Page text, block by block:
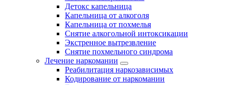
Детокс капельница
Капельница от алкоголя
Капельница от похмелья
Снятие алкогольной интоксикации
Экстренное вытрезвление
Снятие похмельного синдрома
Лечение наркомании
Реабилитация наркозависимых
Кодирование от наркомании